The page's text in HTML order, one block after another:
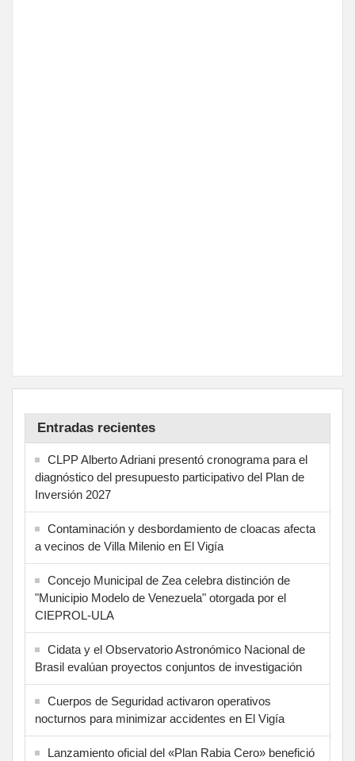
Entradas recientes
CLPP Alberto Adriani presentó cronograma para el
diagnóstico del presupuesto participativo del Plan de
Inversión 2027
Contaminación y desbordamiento de cloacas afecta
a vecinos de Villa Milenio en El Vigía
Concejo Municipal de Zea celebra distinción de
"Municipio Modelo de Venezuela" otorgada por el
CIEPROL-ULA
Cidata y el Observatorio Astronómico Nacional de
Brasil evalúan proyectos conjuntos de investigación
Cuerpos de Seguridad activaron operativos
nocturnos para minimizar accidentes en El Vigía
Lanzamiento oficial del «Plan Rabia Cero» benefició